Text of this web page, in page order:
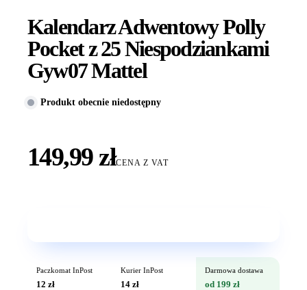
Kalendarz Adwentowy Polly
Pocket z 25 Niespodziankami
Gyw07 Mattel
Produkt obecnie niedostępny
149,99 złCENA Z VAT
Paczkomat InPost
12 zł
Kurier InPost
14 zł
Darmowa dostawa
od 199 zł